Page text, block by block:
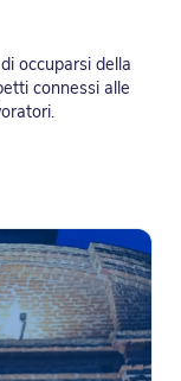
occuparsi della
connessi alle